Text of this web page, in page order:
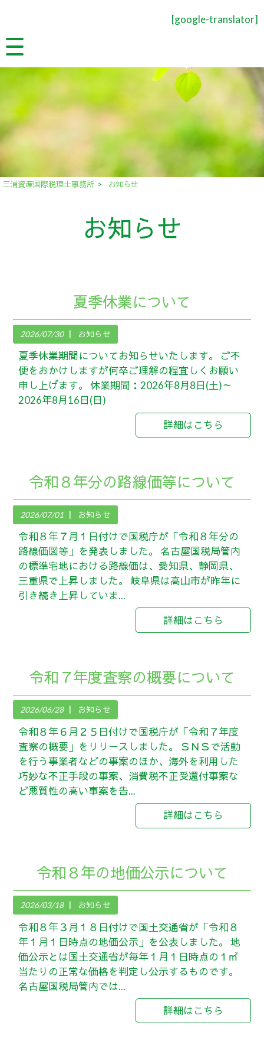
[google-translator]
三浦資産国際税理士事務所 > お知らせ
お知らせ
夏季休業について
2026/07/30 お知らせ
夏季休業期間についてお知らせいたします。 ご不
便をおかけしますが何卒ご理解の程宜しくお願い
申し上げます。 休業期間：2026年8月8日(土)～
2026年8月16日(日)
詳細はこちら
令和８年分の路線価等について
2026/07/01 お知らせ
令和８年７月１日付けで国税庁が「令和８年分の
路線価図等」を発表しました。 名古屋国税局管内
の標準宅地における路線価は、愛知県、静岡県、
三重県で上昇しました。 岐阜県は高山市が昨年に
引き続き上昇していま...
詳細はこちら
令和７年度査察の概要について
2026/06/28 お知らせ
令和８年６月２５日付けで国税庁が「令和７年度
査察の概要」をリリースしました。 ＳＮＳで活動
を行う事業者などの事案のほか、海外を利用した
巧妙な不正手段の事案、消費税不正受還付事案な
ど悪質性の高い事案を告...
詳細はこちら
令和８年の地価公示について
2026/03/18 お知らせ
令和８年３月１８日付けで国土交通省が「令和８
年１月１日時点の地価公示」を公表しました。 地
価公示とは国土交通省が毎年１月１日時点の１㎡
当たりの正常な価格を判定し公示するものです。
名古屋国税局管内では...
詳細はこちら